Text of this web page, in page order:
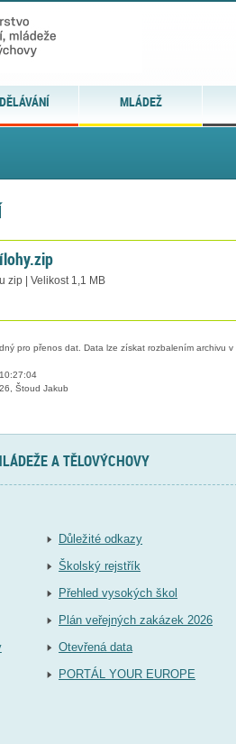
MLÁDEŽ
zip | Velikost 1,1 MB
pro přenos dat. Data lze získat rozbalením archivu
Štoud Jakub
A TĚLOVÝCHOVY
Důležité odkazy
Školský rejstřík
Přehled vysokých škol
Plán veřejných zakázek 2026
Otevřená data
PORTÁL YOUR EUROPE